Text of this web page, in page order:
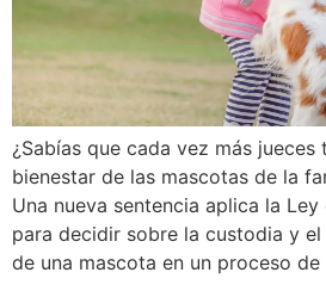
¿Sabías que cada vez más jueces
bienestar de las mascotas de la
Una nueva sentencia aplica la
para decidir sobre la custodia y
de una mascota en un proceso